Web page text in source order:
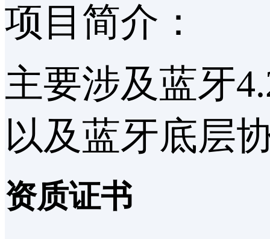
项目简介：
主要涉及蓝牙
以及蓝牙底层
资质证书